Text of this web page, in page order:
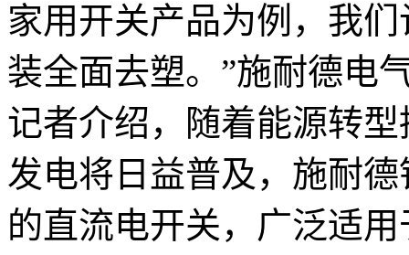
家用开关产品为例，我
装全面去塑。”施耐德电
记者介绍，随着能源转
发电将日益普及，施耐
的直流电开关，广泛适